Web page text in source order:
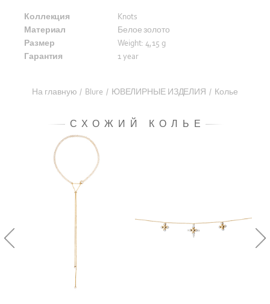
Коллекция
Knots
Материал
Белое золото
Размер
Weight: 4,15 g
Гарантия
1 year
На главную / Blure / ЮВЕЛИРНЫЕ ИЗДЕЛИЯ / Колье
СХОЖИЙ КОЛЬЕ